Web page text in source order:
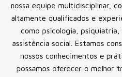
nossa equipe multidisciplinar,
altamente qualificados e
como psicologia,
assistência social. Estamos
nossos conhecimentos e
possamos oferecer o melhor